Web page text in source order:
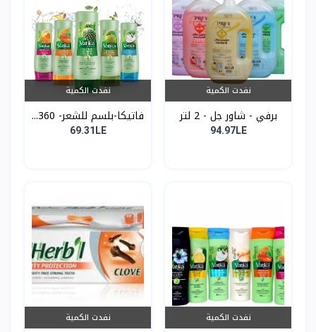
نفدت الكمية
برفي - شاور جل - 2 لتر
94.97LE
نفدت الكمية
فاتيكا-بلسم للشعر- 360...
69.31LE
نفدت الكمية نفدت الكمية